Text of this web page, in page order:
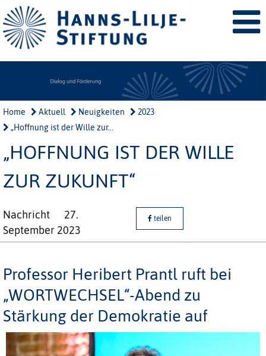
Home Aktuell Neuigkeiten
2023
„Hoffnung ist der Wille zur...
„HOFFNUNG IST DER WILLE
ZUR ZUKUNFT“
Nachricht
27.
September 2023
teilen
Professor Heribert Prantl ruft bei
„WORTWECHSEL“-Abend zu
Stärkung der Demokratie auf